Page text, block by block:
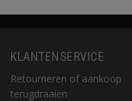
KLANTENSERVICE
Retourneren of aankoop
terugdraaien